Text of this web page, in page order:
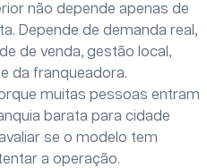
não depende apenas de
Depende de demanda real,
de venda, gestão local,
da franqueadora.
muitas pessoas entram
barata para cidade
se o modelo tem
a operação.